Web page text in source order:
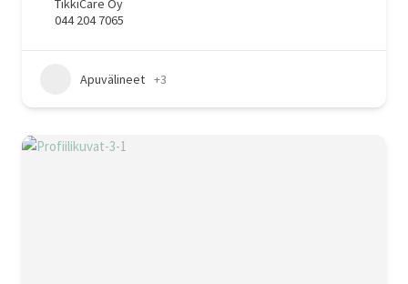
TikkiCare Oy
044 204 7065
Apuvälineet +3